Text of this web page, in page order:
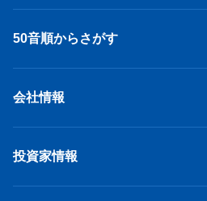
50音順からさがす
会社情報
投資家情報